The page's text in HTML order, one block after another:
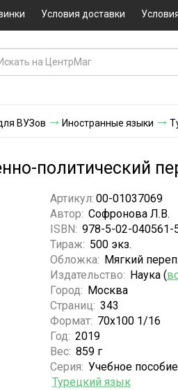
Условия доставки
ВУЗов Иностранные языки
политический
Артикул: 00-01037069
Автор: Софронова Л.В.
ISBN: 978-5-02-040561-
Тираж: 500 экз.
Обложка: Мягкий
Издательство: Наука (
Город: Москва
Страниц: 343
Формат: 70х100 1/16
Год: 2019
Вес: 859 г
Серия: Учебное
Турецкий язык